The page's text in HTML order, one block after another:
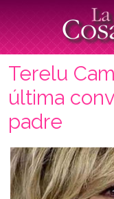
Terelu
última
padre